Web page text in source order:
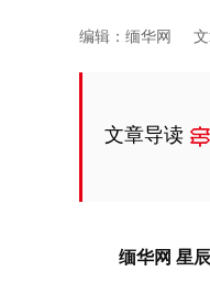
编辑：缅华网
文章导读
缅华网 星